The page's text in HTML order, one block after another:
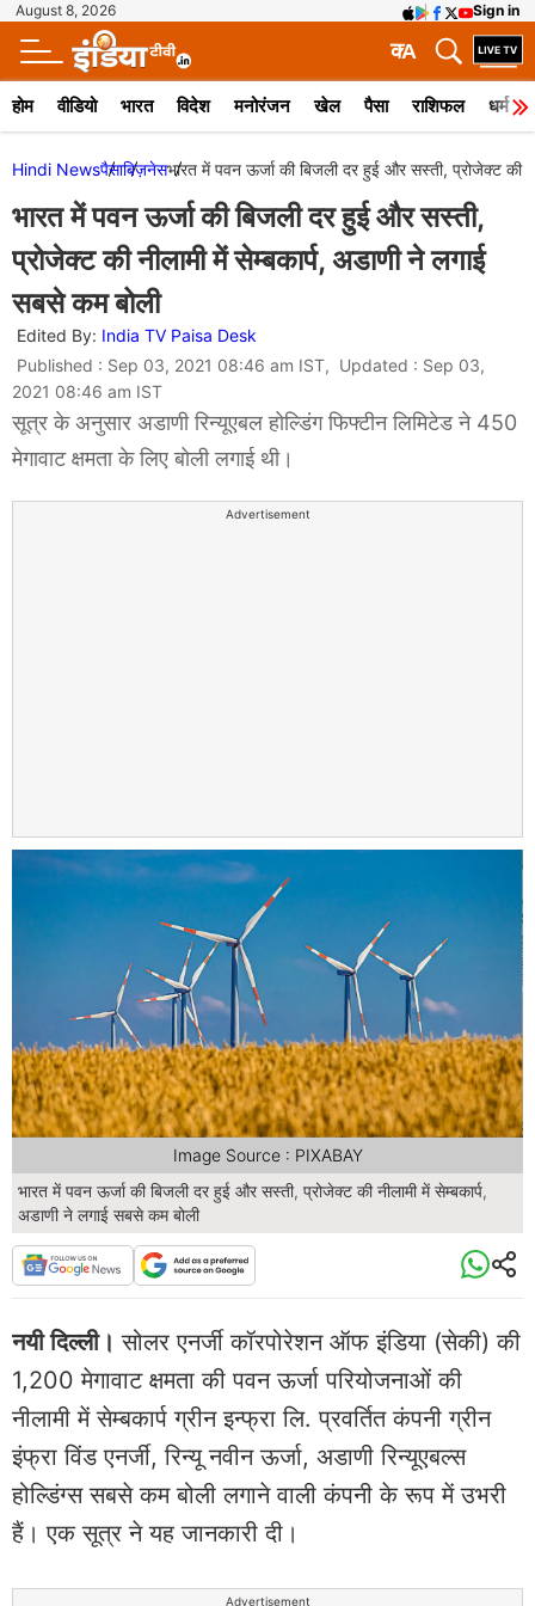
August 8, 2026 Sign in
A
क
होम वीडियो भारत विदेश मनोरंजन खेल पैसा राशिफल धर्म
Hindi Newsपैसाबिज़नेसभारत में पवन ऊर्जा की बिजली दर हुई और सस्ती, प्रोजेक्ट की
भारत में पवन ऊर्जा की बिजली दर हुई और सस्ती,
प्रोजेक्ट की नीलामी में सेम्बकार्प, अडाणी ने लगाई
सबसे कम बोली
Edited By: India TV Paisa Desk
Published : Sep 03, 2021 08:46 am IST, Updated : Sep 03,
2021 08:46 am IST
सूत्र के अनुसार अडाणी रिन्यूएबल होल्डिंग फिफ्टीन लिमिटेड ने 450
मेगावाट क्षमता के लिए बोली लगाई थी।
Advertisement
भारत में पवन ऊर्जा की बिजली दर हुई और सस्ती, प्रोजेक्ट की नीलामी में सेम्बकार्प,
अडाणी ने लगाई सबसे कम बोली
Image Source : PIXABAY
नयी दिल्ली। सोलर एनर्जी कॉरपोरेशन ऑफ इंडिया (सेकी) की
1,200 मेगावाट क्षमता की पवन ऊर्जा परियोजनाओं की
नीलामी में सेम्बकार्प ग्रीन इन्फ्रा लि. प्रवर्तित कंपनी ग्रीन
इंफ्रा विंड एनर्जी, रिन्यू नवीन ऊर्जा, अडाणी रिन्यूएबल्स
होल्डिंग्स सबसे कम बोली लगाने वाली कंपनी के रूप में उभरी
हैं। एक सूत्र ने यह जानकारी दी।
Advertisement